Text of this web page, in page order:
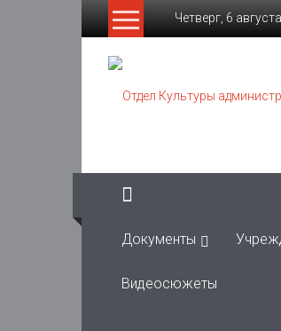
Четверг, 6
Отдел
Культуры
района
Муниципальное
Документы
Видеосюжеты